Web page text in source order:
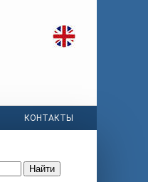
КОНТАКТЫ
Найти